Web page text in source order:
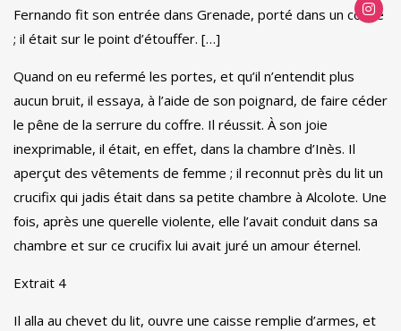
Fernando fit son entrée dans Grenade, porté dans un coffre
; il était sur le point d’étouffer. […]
Quand on eu refermé les portes, et qu’il n’entendit plus
aucun bruit, il essaya, à l’aide de son poignard, de faire céder
le pêne de la serrure du coffre. Il réussit. À son joie
inexprimable, il était, en effet, dans la chambre d’Inès. Il
aperçut des vêtements de femme ; il reconnut près du lit un
crucifix qui jadis était dans sa petite chambre à Alcolote. Une
fois, après une querelle violente, elle l’avait conduit dans sa
chambre et sur ce crucifix lui avait juré un amour éternel.
Extrait 4
Il alla au chevet du lit, ouvre une caisse remplie d’armes, et